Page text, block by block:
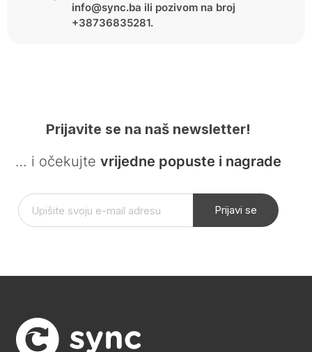
info@sync.ba ili pozivom na broj
+38736835281.
Prijavite se na naš newsletter!
… i očekujte vrijedne popuste i nagrade
Prijavi se